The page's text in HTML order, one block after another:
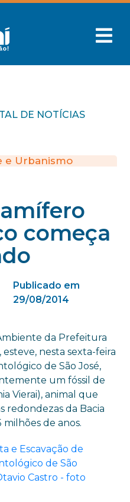
DE NOTÍCIAS
e Urbanismo
começa
Publicado em
29/08/2014
da Prefeitura
nesta sexta-feira
de São José,
um fóssil de
Vierai), animal que
redondezas da Bacia
de anos.